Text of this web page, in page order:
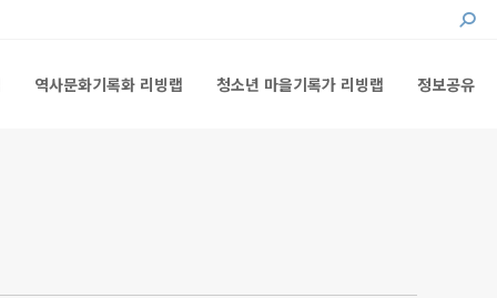
역사문화기록화 리빙랩 청소년 마을기록가 리빙랩 정보공유
정보공유